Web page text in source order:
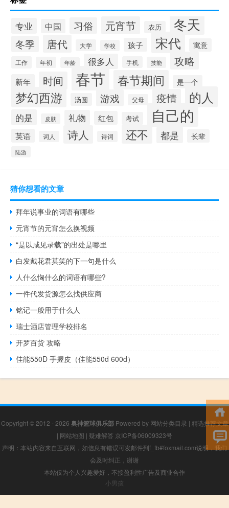
专业 中国 习俗 元宵节 农历 冬天
冬季 唐代 大学 学校 孩子 宋代 寓意
工作 年初 年龄 很多人 手机 技能 攻略
新年 时间 春节 春节期间 是一个
梦幻西游 汤圆 游戏 父母 疫情 的人
的是 皮肤 礼物 红包 考试 自己的
英语 词人 诗人 诗词 还不 都是 长辈
陆游
猜你想看的文章
拜年说事业的词语有哪些
元宵节的元宵怎么换视频
“是以咸见录载”的出处是哪里
白发戴花君莫笑的下一句是什么
人什么恟什么的词语有哪些?
一件代发货源怎么找供应商
铭记一般用于什么人
瑞士酒店管理学校排名
开罗百货 攻略
佳能550D 手握皮（佳能550d 600d）
Copyright © 2012 - 2026 奥神篮球俱乐部Powered by 网站分类目录 | 精选推荐文章
| 网站地图 | 疑难解答 京ICP备06009323号
声明：本站内容来自互联网，如信息有错误可发邮件到f_fb#foxmail.com说明，我们
会及时纠正，谢谢
本站仅为个人兴趣爱好，不接盈利性广告及商业合作
小男孩